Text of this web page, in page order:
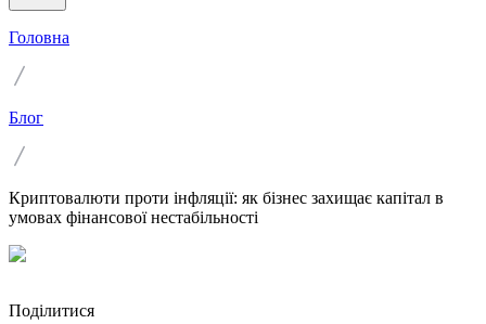
Головна
Блог
Криптовалюти проти інфляції: як бізнес захищає капітал в
умовах фінансової нестабільності
Поділитися